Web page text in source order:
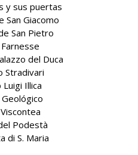
y sus puertas
San Giacomo
San Pietro
del Duca
Stradivari
Illica
Podestà
di S. Maria